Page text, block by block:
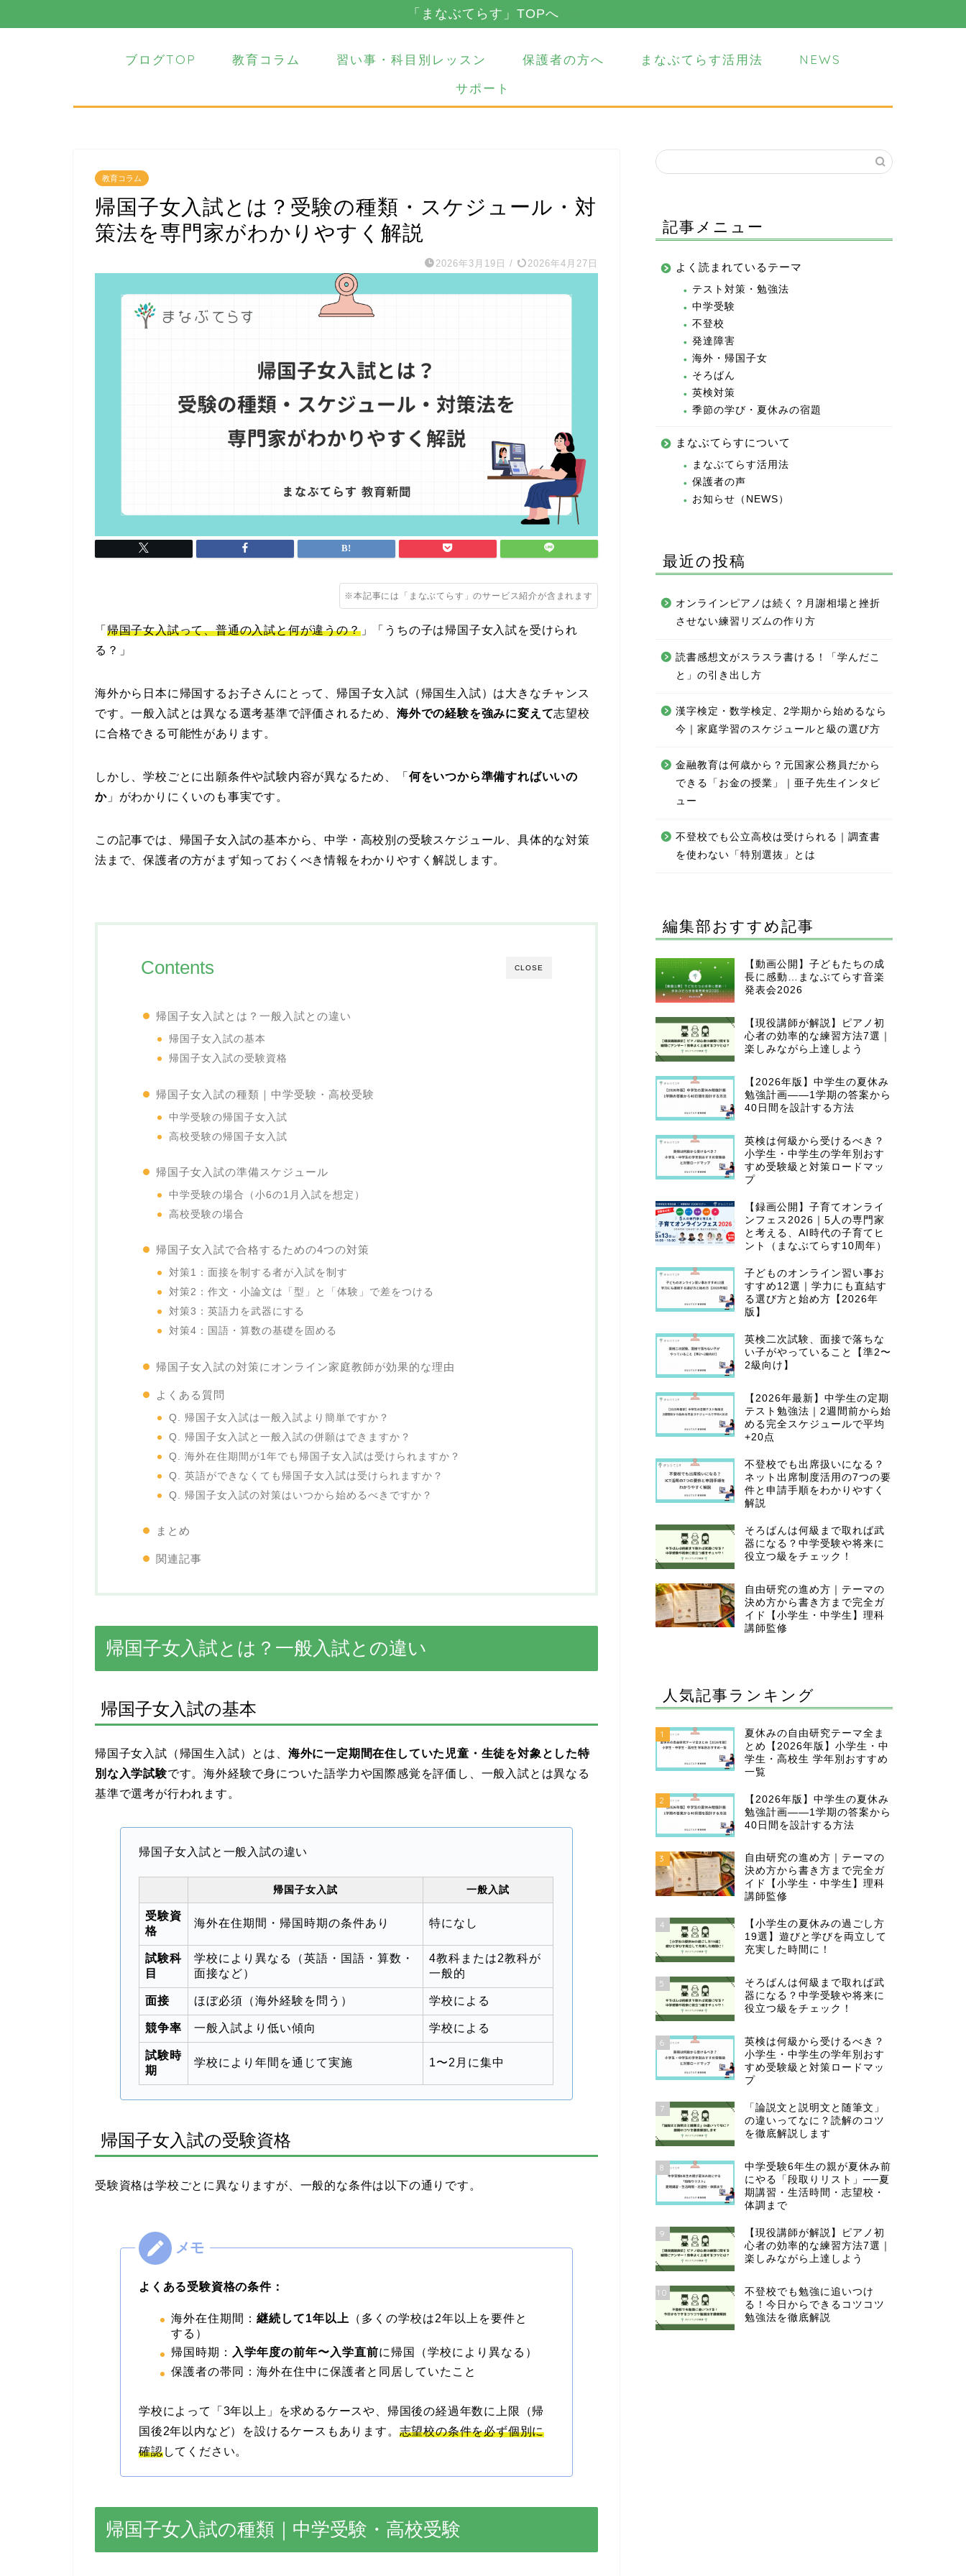
「まなぶてらす」TOPへ
ブログTOP 教育コラム 習い事・科目別レッスン 保護者の方へ まなぶてらす活用法
NEWS
サポート
教育コラム
帰国子女入試とは？受験の種類・スケジュール・対
策法を専門家がわかりやすく解説
2026年3月19日 / 2026年4月27日
※本記事には「まなぶてらす」のサービス紹介が含まれます
「 帰国子女入試って、普通の入試と何が違うの？」「うちの子は帰国子女入試を受けられ
る？」
海外から日本に帰国するお子さんにとって、帰国子女入試（帰国生入試）は大きなチャンス
です。一般入試とは異なる選考基準で評価されるため、 海外での経験を強みに変えて志望校
に合格できる可能性があります。
しかし、学校ごとに出願条件や試験内容が異なるため、「 何をいつから準備すればいいの
か」がわかりにくいのも事実です。
この記事では、帰国子女入試の基本から、中学・高校別の受験スケジュール、具体的な対策
法まで、保護者の方がまず知っておくべき情報をわかりやすく解説します。
CLOSE
Contents
帰国子女入試とは？一般入試との違い
帰国子女入試の基本
帰国子女入試の受験資格
帰国子女入試の種類｜中学受験・高校受験
中学受験の帰国子女入試
高校受験の帰国子女入試
帰国子女入試の準備スケジュール
中学受験の場合（小6の1月入試を想定）
高校受験の場合
帰国子女入試で合格するための4つの対策
対策1：面接を制する者が入試を制す
対策2：作文・小論文は「型」と「体験」で差をつける
対策3：英語力を武器にする
対策4：国語・算数の基礎を固める
帰国子女入試の対策にオンライン家庭教師が効果的な理由
よくある質問
Q. 帰国子女入試は一般入試より簡単ですか？
Q. 帰国子女入試と一般入試の併願はできますか？
Q. 海外在住期間が1年でも帰国子女入試は受けられますか？
Q. 英語ができなくても帰国子女入試は受けられますか？
Q. 帰国子女入試の対策はいつから始めるべきですか？
まとめ
関連記事
帰国子女入試とは？一般入試との違い
帰国子女入試の基本
帰国子女入試（帰国生入試）とは、 海外に一定期間在住していた児童・生徒を対象とした特
別な入学試験です。海外経験で身についた語学力や国際感覚を評価し、一般入試とは異なる
基準で選考が行われます。
帰国子女入試と一般入試の違い
帰国子女入試 一般入試
受験資
格
海外在住期間・帰国時期の条件あり 特になし
試験科
目
学校により異なる（英語・国語・算数・
面接など）
4教科または2教科が
一般的
面接 ほぼ必須（海外経験を問う） 学校による
競争率 一般入試より低い傾向 学校による
試験時
期
学校により年間を通じて実施 1〜2月に集中
帰国子女入試の受験資格
受験資格は学校ごとに異なりますが、一般的な条件は以下の通りです。
よくある受験資格の条件：
海外在住期間： 継続して1年以上
（多くの学校は2年以上を要件と
する）
帰国時期：
入学年度の前年〜入学直前に帰国（学校により異なる）
保護者の帯同：海外在住中に保護者と同居していたこと
学校によって「3年以上」を求めるケースや、帰国後の経過年数に上限（帰
国後2年以内など）を設けるケースもあります。 志望校の条件を必ず個別に
確認してください。
帰国子女入試の種類｜中学受験・高校受験
記事メニュー
よく読まれているテーマ
テスト対策・勉強法
中学受験
不登校
発達障害
海外・帰国子女
そろばん
英検対策
季節の学び・夏休みの宿題
まなぶてらすについて
まなぶてらす活用法
保護者の声
お知らせ（NEWS）
最近の投稿
オンラインピアノは続く？月謝相場と挫折
させない練習リズムの作り方
読書感想文がスラスラ書ける！「学んだこ
と」の引き出し方
漢字検定・数学検定、2学期から始めるなら
今｜家庭学習のスケジュールと級の選び方
金融教育は何歳から？元国家公務員だから
できる「お金の授業」｜亜子先生インタビ
ュー
不登校でも公立高校は受けられる｜調査書
を使わない「特別選抜」とは
編集部おすすめ記事
【動画公開】子どもたちの成
長に感動…まなぶてらす音楽
発表会2026
【現役講師が解説】ピアノ初
心者の効率的な練習方法7選｜
楽しみながら上達しよう
【2026年版】中学生の夏休み
勉強計画——1学期の答案から
40日間を設計する方法
英検は何級から受けるべき？
小学生・中学生の学年別おす
すめ受験級と対策ロードマッ
プ
【録画公開】子育てオンライ
ンフェス2026｜5人の専門家
と考える、AI時代の子育てヒ
ント（まなぶてらす10周年）
子どものオンライン習い事お
すすめ12選｜学力にも直結す
る選び方と始め方【2026年
版】
英検二次試験、面接で落ちな
い子がやっていること【準2〜
2級向け】
【2026年最新】中学生の定期
テスト勉強法｜2週間前から始
める完全スケジュールで平均
+20点
不登校でも出席扱いになる？
ネット出席制度活用の7つの要
件と申請手順をわかりやすく
解説
そろばんは何級まで取れば武
器になる？中学受験や将来に
役立つ級をチェック！
自由研究の進め方｜テーマの
決め方から書き方まで完全ガ
イド【小学生・中学生】理科
講師監修
人気記事ランキング
1
夏休みの自由研究テーマ全ま
とめ【2026年版】小学生・中
学生・高校生 学年別おすすめ
一覧
2
【2026年版】中学生の夏休み
勉強計画——1学期の答案から
40日間を設計する方法
3
自由研究の進め方｜テーマの
決め方から書き方まで完全ガ
イド【小学生・中学生】理科
講師監修
4
【小学生の夏休みの過ごし方
19選】遊びと学びを両立して
充実した時間に！
5
そろばんは何級まで取れば武
器になる？中学受験や将来に
役立つ級をチェック！
6
英検は何級から受けるべき？
小学生・中学生の学年別おす
すめ受験級と対策ロードマッ
プ
7
「論説文と説明文と随筆文」
の違いってなに？読解のコツ
を徹底解説します
8
中学受験6年生の親が夏休み前
にやる「段取りリスト」──夏
期講習・生活時間・志望校・
体調まで
9
【現役講師が解説】ピアノ初
心者の効率的な練習方法7選｜
楽しみながら上達しよう
10
不登校でも勉強に追いつけ
る！今日からできるコツコツ
勉強法を徹底解説